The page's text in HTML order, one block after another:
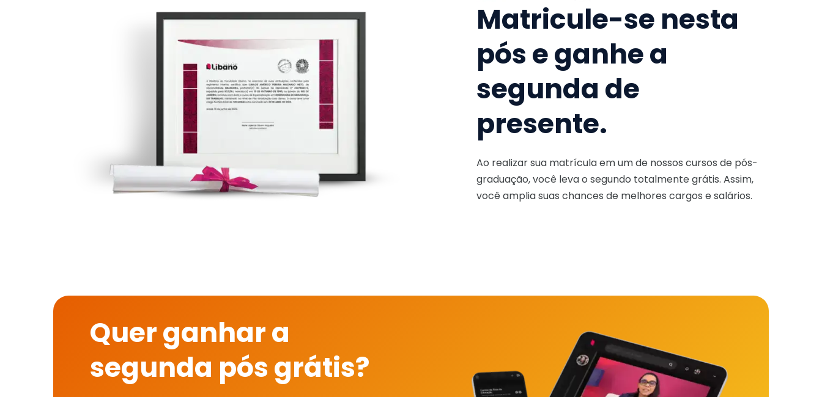
Matricule-se nesta
pós e ganhe a
segunda de
presente.
Ao realizar sua matrícula em um de nossos cursos de pós-
graduação, você leva o segundo totalmente grátis. Assim,
você amplia suas chances de melhores cargos e salários.
Quer ganhar a
segunda pós grátis?